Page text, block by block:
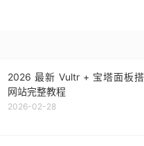
2026 最新 Vultr + 宝塔面板
网站完整教程
2026-02-28